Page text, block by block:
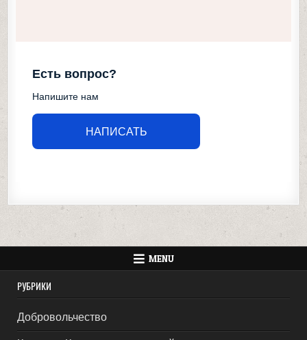
Есть вопрос?
Напишите нам
НАПИСАТЬ
MENU
РУБРИКИ
Добровольчество